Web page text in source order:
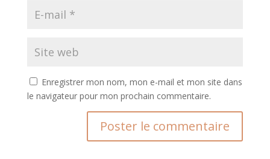
Enregistrer mon nom, mon e-mail et mon site dans
le navigateur pour mon prochain commentaire.